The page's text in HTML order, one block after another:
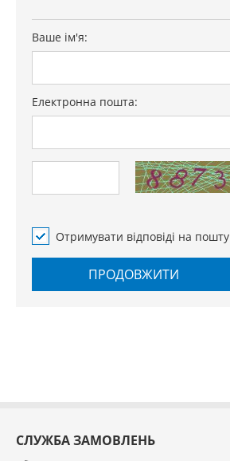
Ваше ім'я:
Електронна пошта:
Отримувати відповіді на пошту
ПРОДОВЖИТИ
СЛУЖБА ЗАМОВЛЕНЬ